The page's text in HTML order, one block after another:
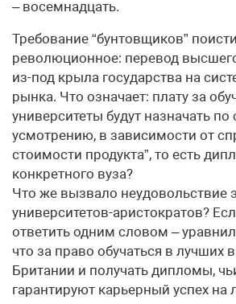
– восемнадцать.
Требование “бунтовщиков”
революционное: перевод
из-под крыла государства на
рынка. Что означает: плату за
университеты будут назначать по
усмотрению, в зависимости от
стоимости продукта”, то есть
конкретного вуза?
Что же вызвало неудовольствие
университетов-аристократов?
ответить одним словом –
что за право обучаться в лучших
Британии и получать дипломы,
гарантируют карьерный успех на